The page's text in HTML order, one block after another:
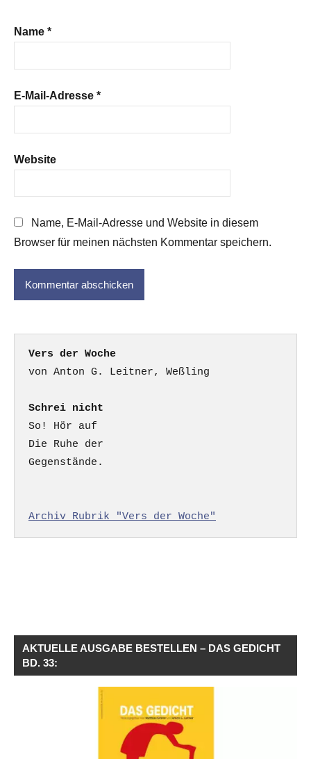
Name *
E-Mail-Adresse *
Website
Name, E-Mail-Adresse und Website in diesem
Browser für meinen nächsten Kommentar speichern.
Vers der Woche
Schrei nicht
So! Hör auf
Die Ruhe der
Gegenstände.
Archiv Rubrik "Vers der Woche"
AKTUELLE AUSGABE BESTELLEN – DAS GEDICHT
BD. 33: